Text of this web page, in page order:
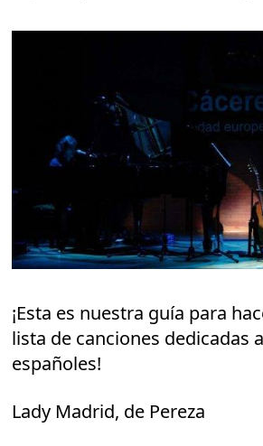
¡Esta es nuestra guía para
lista de canciones dedicadas
españoles!
Lady Madrid, de Pereza